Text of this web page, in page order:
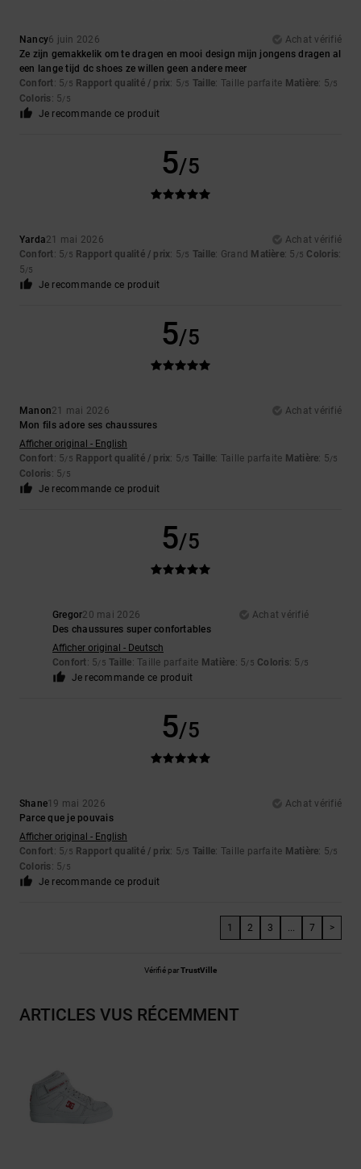
Nancy6 juin 2026
Achat vérifié
Ze zijn gemakkelik om te dragen en mooi design mijn jongens dragen al
een lange tijd dc shoes ze willen geen andere meer
Confort: 5/5 Rapport qualité / prix: 5/5 Taille: Taille parfaite Matière: 5/5
Coloris: 5/5
Je recommande ce produit
5/5
Yarda21 mai 2026
Achat vérifié
Confort: 5/5 Rapport qualité / prix: 5/5 Taille: Grand Matière: 5 /5 Coloris:
5/5
Je recommande ce produit
5/5
Manon21 mai 2026
Achat vérifié
Mon fils adore ses chaussures
Afficher original - English
Confort: 5/5 Rapport qualité / prix: 5/5 Taille: Taille parfaite Matière: 5/5
Coloris: 5/5
Je recommande ce produit
5/5
Gregor20 mai 2026
Achat vérifié
Des chaussures super confortables
Afficher original - Deutsch
Confort: 5/5 Taille: Taille parfaite Matière: 5/5 Coloris: 5 /5
Je recommande ce produit
5/5
Shane19 mai 2026
Achat vérifié
Parce que je pouvais
Afficher original - English
Confort: 5/5 Rapport qualité / prix: 5/5 Taille: Taille parfaite Matière: 5/5
Coloris: 5/5
Je recommande ce produit
1 2 3 ... 7 >
Vérifié parTrustVille
ARTICLES VUS RÉCEMMENT